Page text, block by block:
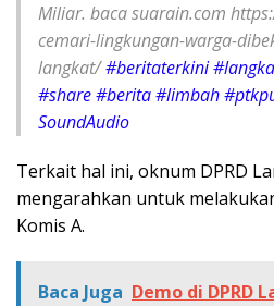
Miliar. baca suarain.com
cemari-lingkungan-warga-
langkat/#beritaterkini
#share#berita#limbah
SoundAudio
Terkait hal ini, oknum DPRD
mengarahkan untuk
Komis A.
Baca Juga Demo di DPRD